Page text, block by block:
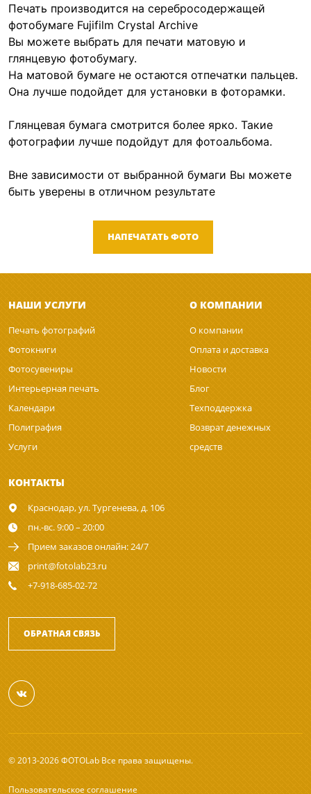
Печать производится на серебросодержащей
фотобумаге Fujifilm Crystal Archive
Вы можете выбрать для печати матовую и
глянцевую фотобумагу.
На матовой бумаге не остаются отпечатки пальцев.
Она лучше подойдет для установки в фоторамки.
Глянцевая бумага смотрится более ярко. Такие
фотографии лучше подойдут для фотоальбома.
Вне зависимости от выбранной бумаги Вы можете
быть уверены в отличном результате
НАПЕЧАТАТЬ ФОТО
НАШИ УСЛУГИ
Печать фотографий
Фотокниги
Фотосувениры
Интерьерная печать
Календари
Полиграфия
Услуги
О КОМПАНИИ
О компании
Оплата и доставка
Новости
Блог
Техподдержка
Возврат денежных
средств
КОНТАКТЫ
Краснодар,ул. Тургенева, д. 106
пн.-вс. 9:00 – 20:00
Прием заказов онлайн: 24/7
print@fotolab23.ru
+7-918-685-02-72
ОБРАТНАЯ СВЯЗЬ
© 2013-2026 ФОТОLab Все права защищены.
Пользовательское соглашение